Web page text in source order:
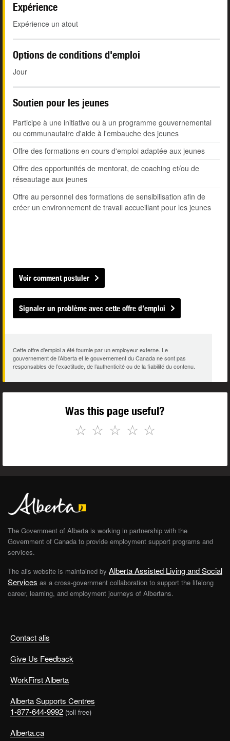
Expérience
Expérience un atout
Options de conditions d'emploi
Jour
Soutien pour les jeunes
Participe à une initiative ou à un programme gouvernemental
ou communautaire d'aide à l'embauche des jeunes
Offre des formations en cours d'emploi adaptée aux jeunes
Offre des opportunités de mentorat, de coaching et/ou de
réseautage aux jeunes
Offre au personnel des formations de sensibilisation afin de
créer un environnement de travail accueillant pour les jeunes
Voir comment postuler
Signaler un problème avec cette offre d’emploi
Cette offre d’emploi a été fournie par un employeur externe. Le
gouvernement de l’Alberta et le gouvernement du Canada ne sont pas
responsables de l’exactitude, de l’authenticité ou de la fiabilité du contenu.
Was this page useful?
☆
☆
☆
☆
☆
Contact alis
Give Us Feedback
WorkFirst Alberta
Alberta Supports Centres
1-877-644-9992 (toll free)
Alberta.ca
The Government of Alberta is working in partnership with the
Government of Canada to provide employment support programs and
services.
The alis website is maintained by Alberta Assisted Living and Social
Services as a cross-government collaboration to support the lifelong
career, learning, and employment journeys of Albertans.